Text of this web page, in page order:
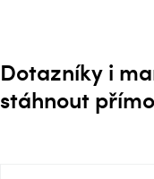
Dotazníky i
stáhnout